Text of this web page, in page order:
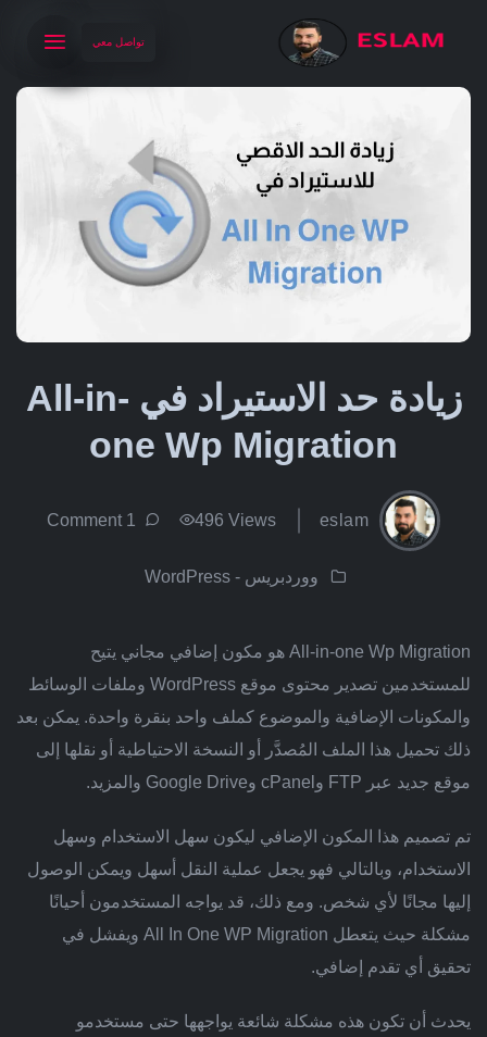
تواصل معي
زيادة حد الاستيراد في All-in-
one Wp Migration
eslam
496 Views
1 Comment
ووردبريس - WordPress
All-in-one Wp Migration هو مكون إضافي مجاني يتيح
للمستخدمين تصدير محتوى موقع WordPress وملفات الوسائط
والمكونات الإضافية والموضوع كملف واحد بنقرة واحدة. يمكن بعد
ذلك تحميل هذا الملف المُصدَّر أو النسخة الاحتياطية أو نقلها إلى
موقع جديد عبر FTP وcPanel وGoogle Drive والمزيد.
تم تصميم هذا المكون الإضافي ليكون سهل الاستخدام وسهل
الاستخدام، وبالتالي فهو يجعل عملية النقل أسهل ويمكن الوصول
إليها مجانًا لأي شخص. ومع ذلك، قد يواجه المستخدمون أحيانًا
مشكلة حيث يتعطل All In One WP Migration ويفشل في
تحقيق أي تقدم إضافي.
يحدث أن تكون هذه مشكلة شائعة يواجهها حتى مستخدمو